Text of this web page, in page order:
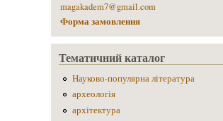
magakadem7@gmail.com
Форма замовлення
Тематичний каталог
Науково-популярна література
археологія
архітектура